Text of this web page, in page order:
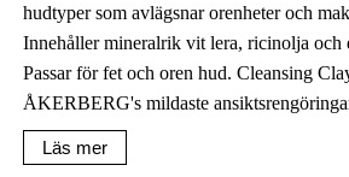
hudtyper som avlägsnar orenheter och
Innehåller mineralrik vit lera, ricinolja och
Passar för fet och oren hud. Cleansing
ÅKERBERG's mildaste
Läs mer